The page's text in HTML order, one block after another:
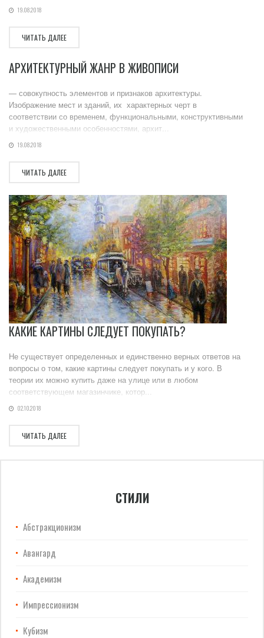
19.08.2018
ЧИТАТЬ ДАЛЕЕ
АРХИТЕКТУРНЫЙ ЖАНР В ЖИВОПИСИ
— совокупность элементов и признаков архитектуры.
Изображение мест и зданий, их характерных черт в
соответствии со временем, функциональными, конструктивными
и художественными особенностями, архит...
19.08.2018
ЧИТАТЬ ДАЛЕЕ
КАКИЕ КАРТИНЫ СЛЕДУЕТ ПОКУПАТЬ?
Не существует определенных и единственно верных ответов на
вопросы о том, какие картины следует покупать и у кого. В
теории их можно купить даже на улице или в любом
соответствующем магазинчике, котор...
02.10.2018
ЧИТАТЬ ДАЛЕЕ
СТИЛИ
Абстракционизм
Авангард
Академизм
Импрессионизм
Кубизм